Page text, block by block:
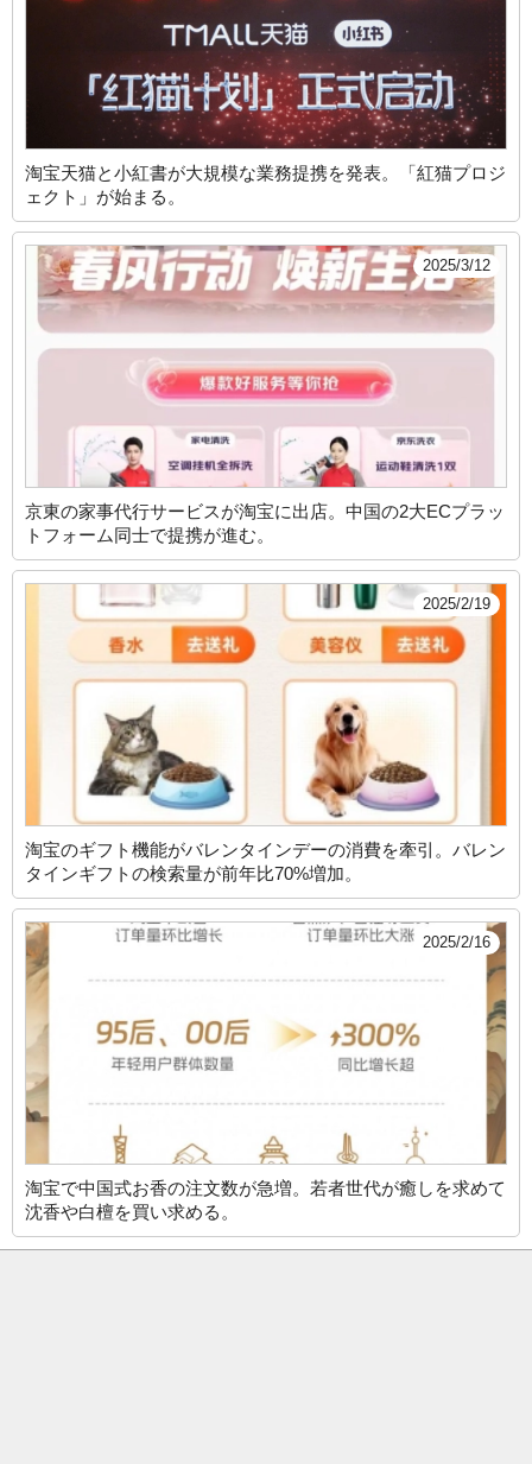
淘宝天猫と小紅書が大規模な業務提携を発表。「紅猫プロジ
ェクト」が始まる。
2025/3/12
京東の家事代行サービスが淘宝に出店。中国の2大ECプラッ
トフォーム同士で提携が進む。
2025/2/19
淘宝のギフト機能がバレンタインデーの消費を牽引。バレン
タインギフトの検索量が前年比70%増加。
2025/2/16
淘宝で中国式お香の注文数が急増。若者世代が癒しを求めて
沈香や白檀を買い求める。